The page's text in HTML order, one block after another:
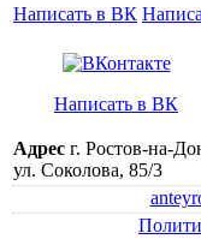
Написать в ВК
Написать в ВК
Адрес г. Ростов-на-
ул. Соколова, 85/3